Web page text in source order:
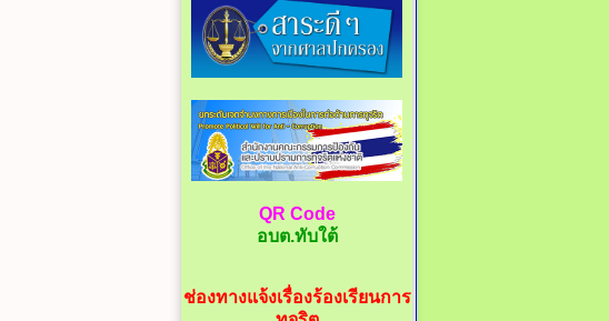
QR Code
อบต.ทับใต้
ช่องทางแจ้งเรื่องร้องเรียนการ